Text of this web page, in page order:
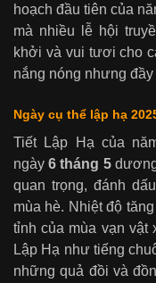
hoạch đầu tiên của
mà nhiều lễ hội
khởi và vui tươi cho
nắng nóng nhưng
Ngày cụ thể lập hạ
Tiết Lập Hạ của
ngày6 tháng 5dương
quan trọng, đánh
mùa hè. Nhiệt độ
tỉnh của mùa vạn vật
Lập Hạ như tiếng
những quả đồi và